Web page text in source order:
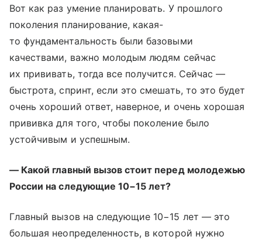
Вот как раз умение планировать. У прошлого
поколения планирование, какая-
то фундаментальность были базовыми
качествами, важно молодым людям сейчас
их прививать, тогда все получится. Сейчас —
быстрота, спринт, если это смешать, то это будет
очень хороший ответ, наверное, и очень хорошая
прививка для того, чтобы поколение было
устойчивым и успешным.
— Какой главный вызов стоит перед молодежью
России на следующие 10−15 лет?
Главный вызов на следующие 10−15 лет — это
большая неопределенность, в которой нужно